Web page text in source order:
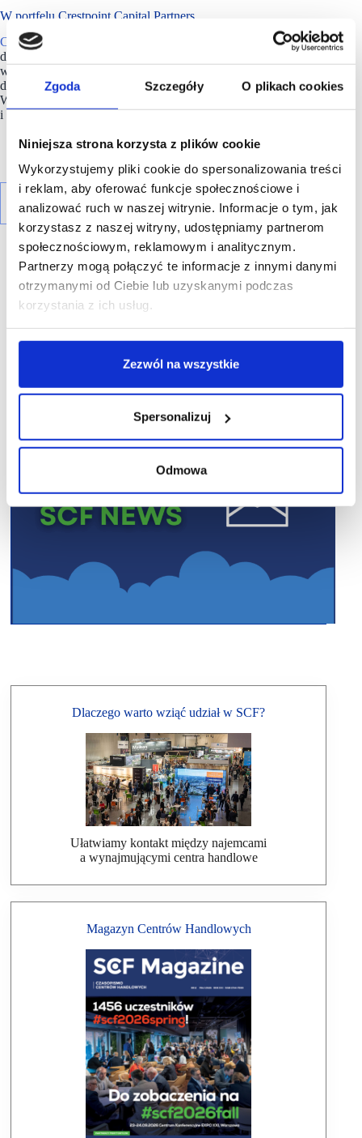
Zgoda Szczegóły O plikach cookies
Niniejsza strona korzysta z plików cookie
Wykorzystujemy pliki cookie do spersonalizowania treści
i reklam, aby oferować funkcje społecznościowe i
analizować ruch w naszej witrynie. Informacje o tym, jak
korzystasz z naszej witryny, udostępniamy partnerom
społecznościowym, reklamowym i analitycznym.
Partnerzy mogą połączyć te informacje z innymi danymi
otrzymanymi od Ciebie lub uzyskanymi podczas
korzystania z ich usług.
Zezwól na wszystkie
Spersonalizuj
Odmowa
W portfelu Crestpoint Capital Partners
Crestpoint Capital Partners
to firma doradcza i inwestycyjna
działająca na rynku nieruchomości, zarządzająca inwestycjami
w imieniu funduszy typu private equity. Spółka prowadzi
działalność przede wszystkim w regionie Europy Środkowo-
Wschodniej (CEE), ze szczególnym uwzględnieniem Polski
i Czech.
Dlaczego warto wziąć udział w SCF?
Ułatwiamy kontakt między najemcami
a wynajmującymi centra handlowe
Magazyn Centrów Handlowych